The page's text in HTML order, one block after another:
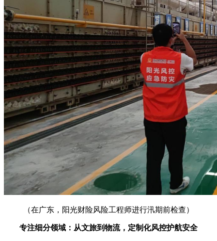
（在广东，阳光财险风险工程师进行汛期前检查）
专注细分领域：从文旅到物流，定制化风控护航安全